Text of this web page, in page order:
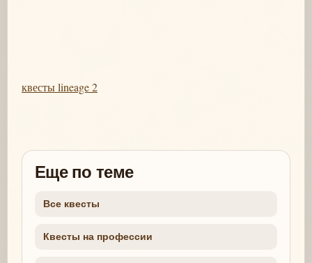
квесты lineage 2
Еще по теме
Все квесты
Квесты на профессии